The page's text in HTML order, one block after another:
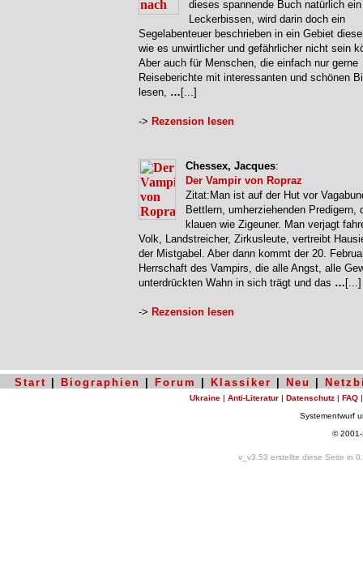
dieses spannende Buch natürlich ein
Leckerbissen, wird darin doch ein
Segelabenteuer beschrieben in ein Gebiet
wie es unwirtlicher und gefährlicher nicht sein
Aber auch für Menschen, die einfach nur gerne
Reiseberichte mit interessanten und schönen
lesen, … [...]
-> Rezension lesen
Chessex, Jacques:
Der Vampir von Ropraz
Zitat:Man ist auf der Hut vor
Bettlern, umherziehenden Predigern,
klauen wie Zigeuner. Man verjagt
Volk, Landstreicher, Zirkusleute, vertreibt
der Mistgabel. Aber dann kommt der 20.
Herrschaft des Vampirs, die alle Angst, alle
unterdrückten Wahn in sich trägt und das … [...]
-> Rezension lesen
Start Biographien Forum Klassiker Neu
Ukraine | Anti-Literatur | Datenschutz | FAQ
Systementwurf
©
v_v3.53 erstellte diese Seite in